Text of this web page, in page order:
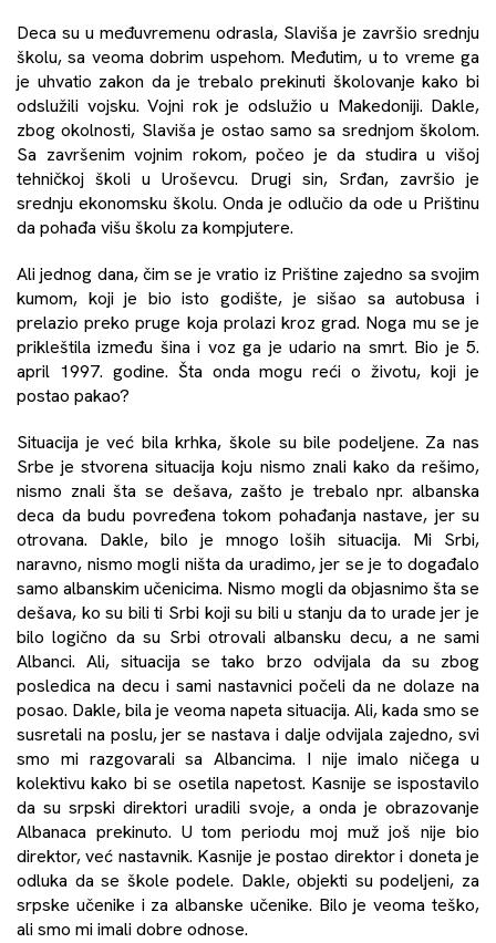
Deca su u međuvremenu odrasla, Slaviša je završio srednju
školu, sa veoma dobrim uspehom. Međutim, u to vreme ga
je uhvatio zakon da je trebalo prekinuti školovanje kako bi
odslužili vojsku. Vojni rok je odslužio u Makedoniji. Dakle,
zbog okolnosti, Slaviša je ostao samo sa srednjom školom.
Sa završenim vojnim rokom, počeo je da studira u višoj
tehničkoj školi u Uroševcu. Drugi sin, Srđan, završio je
srednju ekonomsku školu. Onda je odlučio da ode u Prištinu
da pohađa višu školu za kompjutere.
Ali jednog dana, čim se je vratio iz Prištine zajedno sa svojim
kumom, koji je bio isto godište, je sišao sa autobusa i
prelazio preko pruge koja prolazi kroz grad. Noga mu se je
prikleštila između šina i voz ga je udario na smrt. Bio je 5.
april 1997. godine. Šta onda mogu reći o životu, koji je
postao pakao?
Situacija je već bila krhka, škole su bile podeljene. Za nas
Srbe je stvorena situacija koju nismo znali kako da rešimo,
nismo znali šta se dešava, zašto je trebalo npr. albanska
deca da budu povređena tokom pohađanja nastave, jer su
otrovana. Dakle, bilo je mnogo loših situacija. Mi Srbi,
naravno, nismo mogli ništa da uradimo, jer se je to događalo
samo albanskim učenicima. Nismo mogli da objasnimo šta se
dešava, ko su bili ti Srbi koji su bili u stanju da to urade jer je
bilo logično da su Srbi otrovali albansku decu, a ne sami
Albanci. Ali, situacija se tako brzo odvijala da su zbog
posledica na decu i sami nastavnici počeli da ne dolaze na
posao. Dakle, bila je veoma napeta situacija. Ali, kada smo se
susretali na poslu, jer se nastava i dalje odvijala zajedno, svi
smo mi razgovarali sa Albancima. I nije imalo ničega u
kolektivu kako bi se osetila napetost. Kasnije se ispostavilo
da su srpski direktori uradili svoje, a onda je obrazovanje
Albanaca prekinuto. U tom periodu moj muž još nije bio
direktor, već nastavnik. Kasnije je postao direktor i doneta je
odluka da se škole podele. Dakle, objekti su podeljeni, za
srpske učenike i za albanske učenike. Bilo je veoma teško,
ali smo mi imali dobre odnose.